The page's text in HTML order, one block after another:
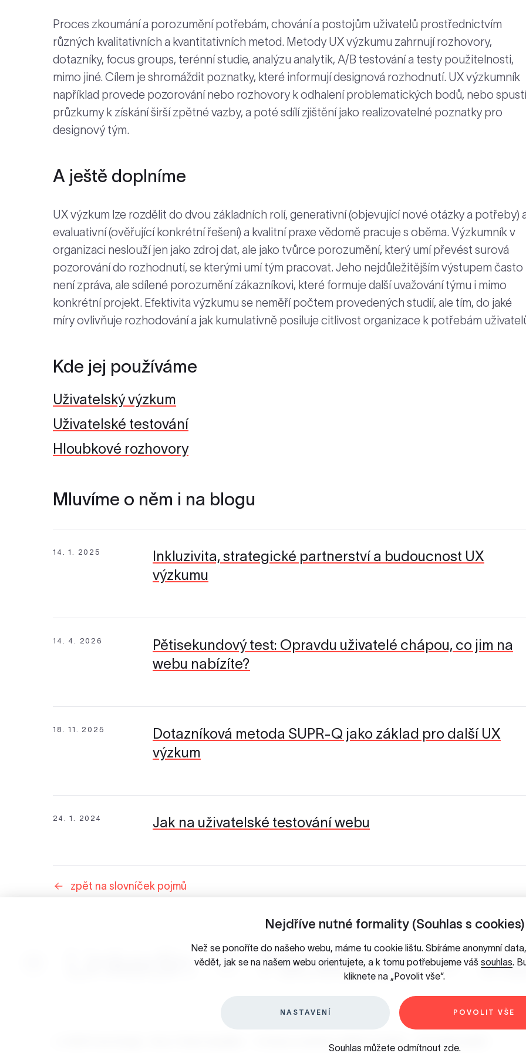
Proces zkoumání a porozumění potřebám, chování a postojům uživatelů prostřednictvím
různých kvalitativních a kvantitativních metod. Metody UX výzkumu zahrnují rozhovory,
dotazníky, focus groups, terénní studie, analýzu analytik, A/B testování a testy použitelnosti,
mimo jiné. Cílem je shromáždit poznatky, které informují designová rozhodnutí. UX výzkumník
například provede pozorování nebo rozhovory k odhalení problematických bodů, nebo spustí
průzkumy k získání širší zpětné vazby, a poté sdílí zjištění jako realizovatelné poznatky pro
designový tým.
A ještě doplníme
UX výzkum lze rozdělit do dvou základních rolí, generativní (objevující nové otázky a potřeby)
evaluativní (ověřující konkrétní řešení) a kvalitní praxe vědomě pracuje s oběma. Výzkumník v
organizaci neslouží jen jako zdroj dat, ale jako tvůrce porozumění, který umí převést surová
pozorování do rozhodnutí, se kterými umí tým pracovat. Jeho nejdůležitějším výstupem často
není zpráva, ale sdílené porozumění zákazníkovi, které formuje další uvažování týmu i mimo
konkrétní projekt. Efektivita výzkumu se neměří počtem provedených studií, ale tím, do jaké
míry ovlivňuje rozhodování a jak kumulativně posiluje citlivost organizace k potřebám
Kde jej používáme
Uživatelský výzkum
Uživatelské testování
Hloubkové rozhovory
Mluvíme o něm i na blogu
14. 1. 2025
Inkluzivita, strategické partnerství a budoucnost UX
výzkumu
14. 4. 2026
Pětisekundový test: Opravdu uživatelé chápou, co jim na
webu nabízíte?
18. 11. 2025
Dotazníková metoda SUPR-Q jako základ pro další UX
výzkum
24. 1. 2024 Jak na uživatelské testování webu
zpět na slovníček pojmů
Linkedin Facebook
Ochrana osobních údajů & Cookies
Nejdříve nutné formality (Souhlas s cookies)
Než se ponoříte do našeho webu, máme tu cookie lištu. Sbíráme anonymní
vědět, jak se na našem webu orientujete, a k tomu potřebujeme váš souhlas.
kliknete na „Povolit vše“.
POVOLIT VŠE
NASTAVENÍ
Souhlas můžete odmítnout zde.